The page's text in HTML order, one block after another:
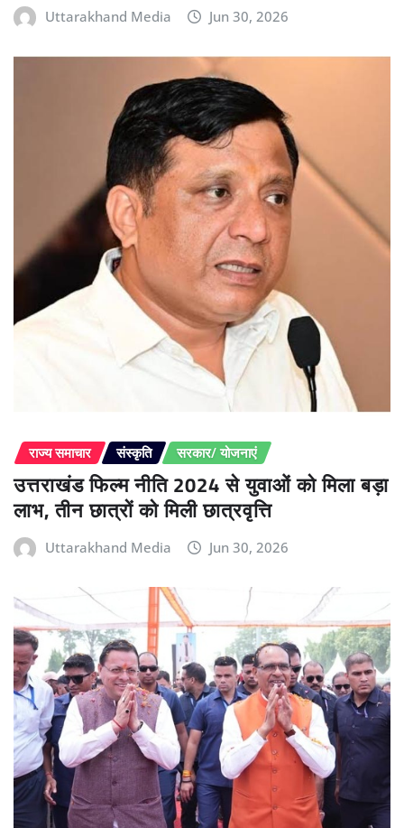
Uttarakhand Media Jun 30, 2026
राज्य समाचार संस्कृति सरकार/ योजनाएं
उत्तराखंड फिल्म नीति 2024 से युवाओं को मिला बड़ा
लाभ, तीन छात्रों को मिली छात्रवृत्ति
Uttarakhand Media Jun 30, 2026